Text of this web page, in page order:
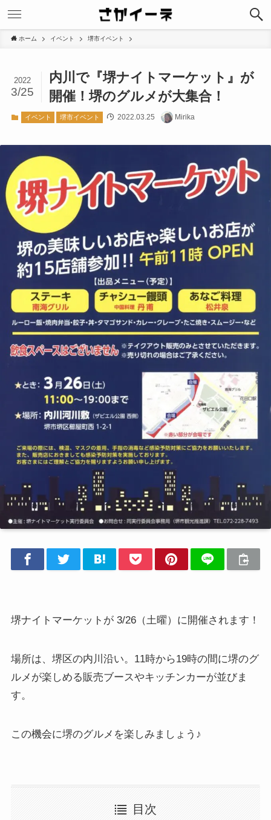
ホーム イベント 堺市イベント
内川で『堺ナイトマーケット』が
開催！堺のグルメが大集合！
2022
3/25
イベント 堺市イベント 2022.03.25 Mirika
堺ナイトマーケットが 3/26（土曜）に開催されます！
場所は、堺区の内川沿い。11時から19時の間に堺のグ
ルメが楽しめる販売ブースやキッチンカーが並びま
す。
この機会に堺のグルメを楽しみましょう♪
目次